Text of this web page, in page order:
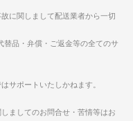
に関しまして配送業者から一切
品・弁償・ご返金等の全てのサ
サポートいたしかねます。
ましてのお問合せ・苦情等はお